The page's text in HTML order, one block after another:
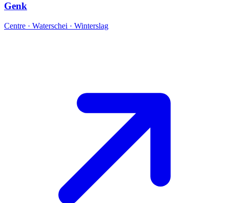
Genk
Centre · Waterschei · Winterslag